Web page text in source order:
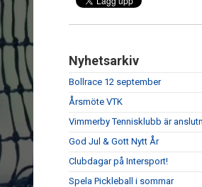
Nyhetsarkiv
Bollrace 12 september
Årsmöte VTK
Vimmerby Tennisklubb är
God Jul & Gott Nytt År
Clubdagar på Intersport!
Spela Pickleball i sommar